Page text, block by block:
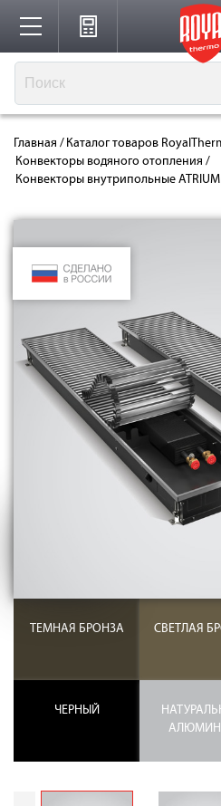
Каталог
Производство
Решения для
Где купить
Контакты
8 (800) 234-19-70
Главная / Каталог товаров
Конвекторы водяного отопления /
Конвекторы внутрипольные
ТЕМНАЯ БРОНЗА СВЕТЛАЯ
ЧЕРНЫЙ